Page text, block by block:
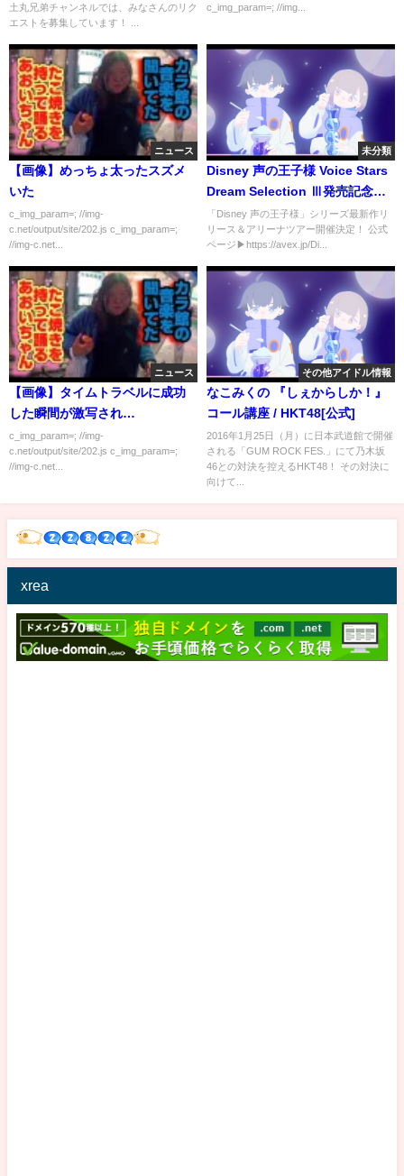
土丸兄弟チャンネルでは、みなさんのリク
エストを募集しています！ ...
c_img_param=; //img...
ニュース
【画像】めっちょ太ったスズメ
いた
c_img_param=; //img-
c.net/output/site/202.js c_img_param=;
//img-c.net...
未分類
Disney 声の王子様 Voice Stars
Dream Selection Ⅲ発売記念／
スペシャルメッセージ #8 仲田博
喜｜最新作CD発売中！
「Disney 声の王子様」シリーズ最新作リ
リース＆アリーナツアー開催決定！ 公式
ページ▶https://avex.jp/Di...
ニュース
【画像】タイムトラベルに成功
した瞬間が激写され
る！！！！！
c_img_param=; //img-
c.net/output/site/202.js c_img_param=;
//img-c.net...
その他アイドル情報
なこみくの 『しぇからしか！』
コール講座 / HKT48[公式]
2016年1月25日（月）に日本武道館で開催
される「GUM ROCK FES.」にて乃木坂
46との対決を控えるHKT48！ その対決に
向けて...
xrea